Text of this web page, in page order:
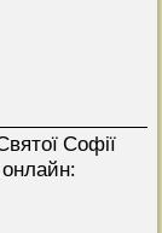
Софії
онлайн: